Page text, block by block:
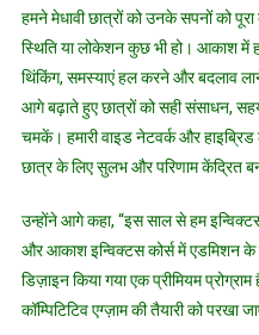
हमने मेधावी छात्रों को उनके सपनों को
स्थिति या लोकेशन कुछ भी हो। आकाश में
थिंकिंग, समस्याएं हल करने और बदलाव
आगे बढ़ाते हुए छात्रों को सही संसाधन,
चमकें। हमारी वाइड नेटवर्क और
छात्र के लिए सुलभ और परिणाम केंद्रित
उन्होंने आगे कहा, “इस साल से हम
और आकाश इन्विक्टस कोर्स में एडमिशन के
डिज़ाइन किया गया एक प्रीमियम
कॉम्पिटिटिव एग्ज़ाम की तैयारी को परखा